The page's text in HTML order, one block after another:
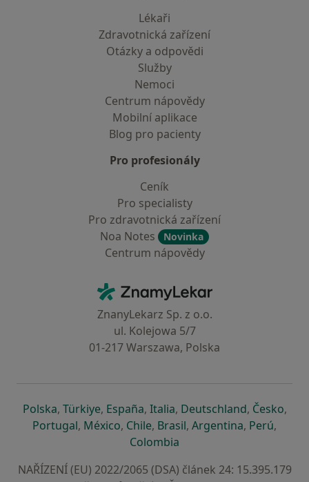
Lékaři
Zdravotnická zařízení
Otázky a odpovědi
Služby
Nemoci
Centrum nápovědy
Mobilní aplikace
Blog pro pacienty
Pro profesionály
Ceník
Pro specialisty
Pro zdravotnická zařízení
Noa Notes
Novinka
Centrum nápovědy
ZnamyLekar - Hlavní stránka
ZnanyLekarz Sp. z o.o.
ul. Kolejowa 5/7
01-217 Warszawa, Polska
Polskase otevře v nové záložce
, Türkiyese otevře v nové záložce
, Españase otevře v nové záložce
, Italiase otevře v nové záložce
, Deutschlandse otevře v
, Českose
,
Portugalse otevře v nové záložce
, Méxicose otevře v nové záložce
, Chilese otevře v nové záložce
, Brasilse otevře v nové
, Argentinase otevře v
, Perúse
,
Colombia
NAŘÍZENÍ (EU) 2022/2065 (DSA) článek 24: 15.395.179